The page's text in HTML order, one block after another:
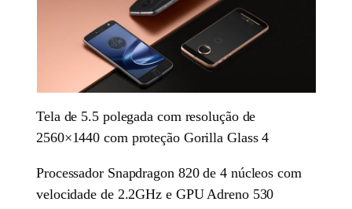
Tela de 5.5 polegada com resolução de
2560×1440 com proteção Gorilla Glass 4
Processador Snapdragon 820 de 4 núcleos com
velocidade de 2.2GHz e GPU Adreno 530